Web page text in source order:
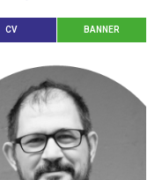
CV BANNER